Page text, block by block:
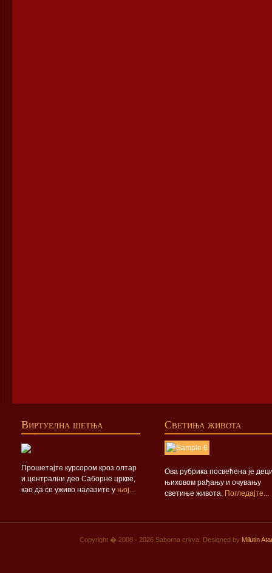
Виртуелна шетња
Прошетајте курсором кроз олтар
и централни део Саборне цркве,
као да се уживо налазите у њој...
Светиња живота
Ова рубрика посвећена је
њиховом рађању и очувању
светиње живота. Погледајте...
Copyright � 2008 - 2026 Saborna crkva. Designed by Milutin